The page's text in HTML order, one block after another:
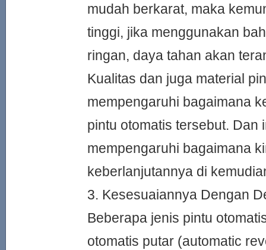
mudah berkarat, maka
tinggi, jika menggunakan
ringan, daya tahan akan
Kualitas dan juga material
mempengaruhi bagaimana
pintu otomatis tersebut. Dan
mempengaruhi bagaimana
keberlanjutannya di
3. Kesesuaiannya Dengan
Beberapa jenis pintu
otomatis putar (automatic